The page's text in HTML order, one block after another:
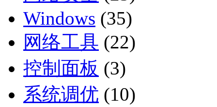
Windows (35)
网络工具 (22)
控制面板 (3)
系统调优 (10)